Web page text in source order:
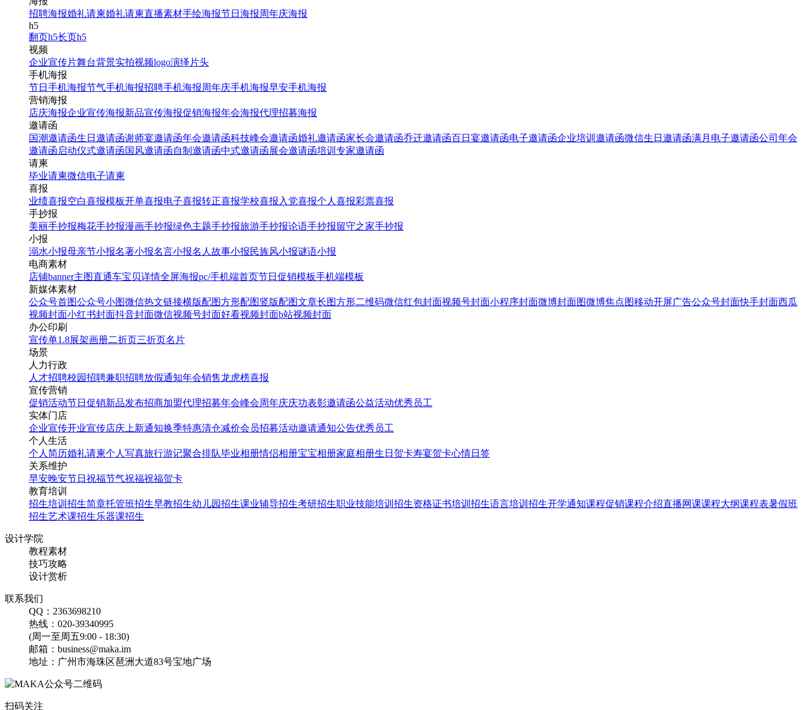
招聘海报婚礼请柬婚礼请柬直播素材手绘海报节日海报周年庆海报
h5
翻页h5长页h5
视频
企业宣传片舞台背景实拍视频logo演绎 片头
手机海报
节日手机海报节气手机海报招聘手机海报周年庆手机海报早安手机海报
营销海报
店庆海报企业宣传海报新品宣传海报促销海报年会海报代理招募海报
邀请函
国潮邀请函生日邀请函谢师宴邀请函年会邀请函科技峰会邀请函婚礼邀请函家长会邀请函乔迁邀请函百日宴邀请函电子邀请函企业培训邀请函微信生日邀请函满月电子邀请函公司年会
邀请函 启动仪式邀请函国风邀请函自制邀请函中式邀请函展会邀请函培训专家邀请函
请柬
毕业请柬微信电子请柬
喜报
业绩喜报空白喜报模板开单喜报电子喜报转正喜报学校喜报 入党喜报个人喜报彩票喜报
手抄报
美丽手抄报梅花手抄报漫画手抄报绿色主题手抄报旅游手抄报论语手抄报留守之家手抄报
小报
溺水小报母亲节小报名著小报名言小报名人故事小报民族风小报谜语小报
电商素材
店铺banner主图直通车宝贝详情全屏海报pc/手机端首页节日促销模板手机端模板
新媒体素材
公众号首图公众号小图微信热文链接横版配图方形配图竖版配图文章长图方形二维码微信红包封面视频号封面小程序封面微博封面图微博焦点图移动开屏广告公众号封面快手封面西瓜
视频封面小红书封面抖音封面微信视频号封面好看视频封面b站视频封面
办公印刷
宣传单1.8展架画册二折页三折页名片
场景
人力行政
人才招聘校园招聘兼职招聘放假通知年会销售龙虎榜喜报
宣传营销
促销活动节日促销新品发布招商加盟代理招募年会峰会周年庆庆功表彰邀请函公益活动优秀员工
实体门店
企业宣传开业宣传店庆 上新通知换季特惠清仓减价会员招募活动邀请通知公告优秀员工
个人生活
个人简历婚礼请柬个人写真旅行游记聚合排队毕业相册情侣相册宝宝相册家庭相册生日贺卡寿宴贺卡心情日签
关系维护
早安晚安节日祝福节气祝福祝福贺卡
教育培训
招生培训 招生简章托管班招生早教招生幼儿园招生课业辅导招生考研招生职业技能培训招生资格证书培训招生语言培训招生开学通知课程促销课程介绍直播网课课程大纲课程表暑假班
招生艺术课招生乐器课招生
设计学院
教程素材
技巧攻略
设计赏析
联系我们
QQ：2363698210
热线：020-39340995
(周一至周五9:00 - 18:30)
邮箱：business@maka.im
地址：广州市海珠区琶洲大道83号宝地广场
扫码关注